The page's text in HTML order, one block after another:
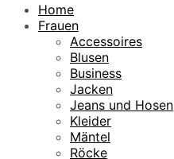
Home
Frauen
Accessoires
Blusen
Business
Jacken
Jeans und Hosen
Kleider
Mäntel
Röcke